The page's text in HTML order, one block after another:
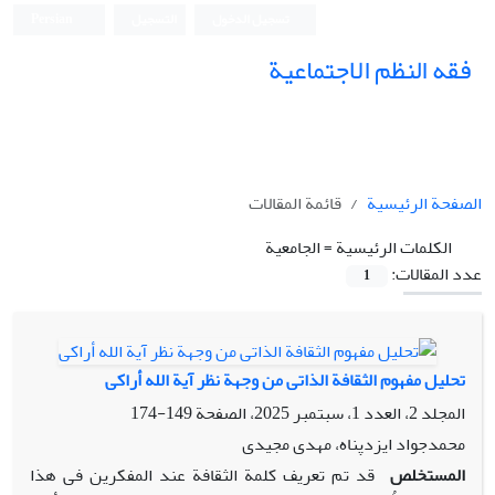
فقه النظم الاجتماعیة
الصفحة الرئيسية
قائمة المقالات
الكلمات الرئيسية =الجامعیة
عدد المقالات:
1
تحلیل مفهوم الثقافة الذاتی من وجهة نظر آیة الله أراکی
المجلد 2، العدد 1، سبتمبر 2025، الصفحة
149-174
محمدجواد ایزدپناه، مهدی مجیدی
المستخلص قد تم تعریف کلمة الثقافة عند المفکرین فی هذا